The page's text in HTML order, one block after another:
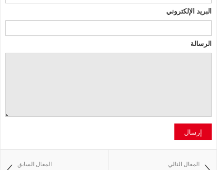
البريد الإلكتروني
الرسالة
إرسال
المقال السابق المقال التالي